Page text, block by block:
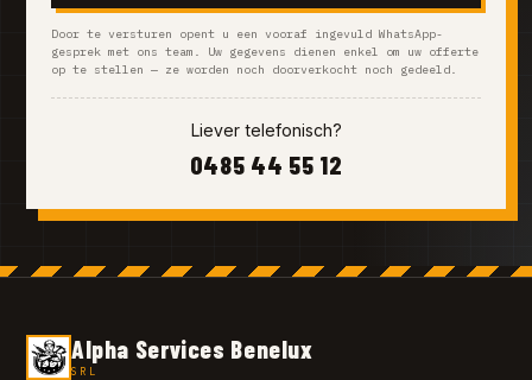
Door te versturen opent u een vooraf ingevuld WhatsApp-
gesprek met ons team. Uw gegevens dienen enkel om uw offerte
op te stellen — ze worden noch doorverkocht noch gedeeld.
Liever telefonisch?
0485 44 55 12
Alpha Services Benelux
SRL